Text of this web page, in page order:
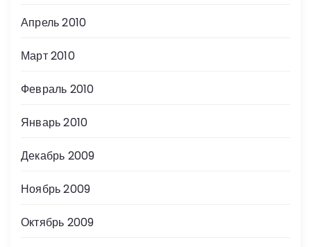
Апрель 2010
Март 2010
Февраль 2010
Январь 2010
Декабрь 2009
Ноябрь 2009
Октябрь 2009